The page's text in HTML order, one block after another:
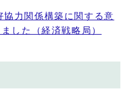
力関係構築に関する意
した（経済戦略局）